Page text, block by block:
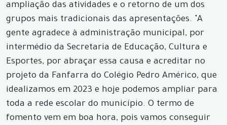
ampliação das atividades e o retorno de um dos
grupos mais tradicionais das apresentações. "A
gente agradece à administração municipal, por
intermédio da Secretaria de Educação, Cultura e
Esportes, por abraçar essa causa e acreditar no
projeto da Fanfarra do Colégio Pedro Américo, que
idealizamos em 2023 e hoje podemos ampliar para
toda a rede escolar do município. O termo de
fomento vem em boa hora, pois vamos conseguir